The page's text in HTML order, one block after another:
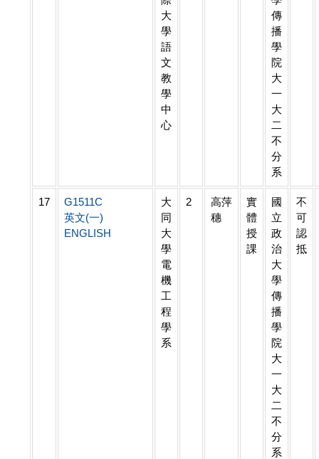
大
學
語
文
教
學
中
心
傳
播
學
院
大
一
大
二
不
分
系
17
G1511C
英文(一)
ENGLISH
大
同
大
學
電
機
工
程
學
系
2
高萍
穗
實
體
授
課
國
立
政
治
大
學
傳
播
學
院
大
一
大
二
不
分
系
不
可
認
抵